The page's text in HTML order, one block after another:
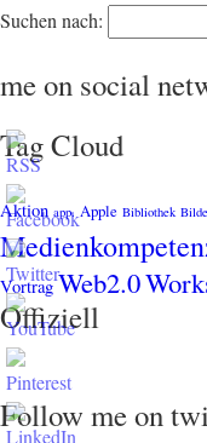
Suchen nach:
me on social
Tag Cloud
Aktion app. Apple Bibliothek
Vortrag Web2.0
Offiziell
Follow me on